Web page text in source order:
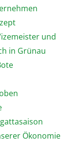
und
in Grünau
Ökonomie